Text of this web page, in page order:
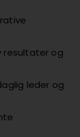
resultater og
leder og